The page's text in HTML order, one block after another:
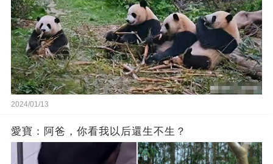
2024/01/13
愛寶：阿爸，你看我以后還生不生？